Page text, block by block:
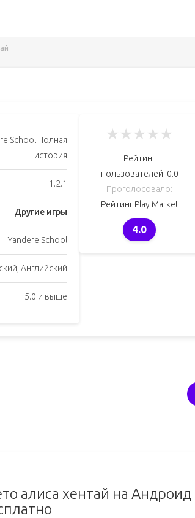
School Полная
история
1.2.1
Другие игры
Yandere School
Английский
5.0 и выше
★★★★★
Рейтинг
пользователей: 0.0
Проголосовало:
Рейтинг Play Market
4.0
алиса хентай на Андроид